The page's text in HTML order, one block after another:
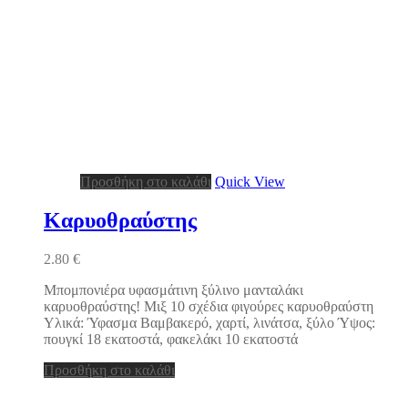
Προσθήκη στο καλάθι Quick View
Καρυοθραύστης
2.80 €
Μπομπονιέρα υφασμάτινη ξύλινο μανταλάκι
καρυοθραύστης! Μιξ 10 σχέδια φιγούρες καρυοθραύστη
Υλικά: Ύφασμα Βαμβακερό, χαρτί, λινάτσα, ξύλο Ύψος:
πουγκί 18 εκατοστά, φακελάκι 10 εκατοστά
Προσθήκη στο καλάθι